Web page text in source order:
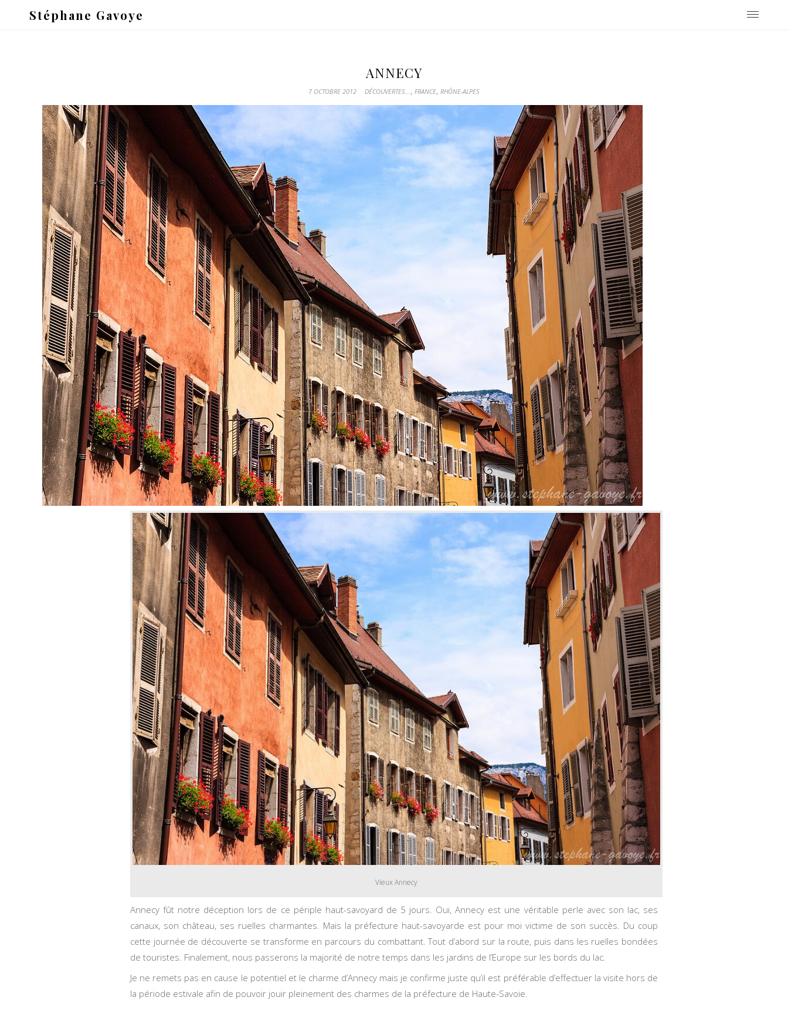
Stéphane Gavoye
ANNECY
7 OCTOBRE 2012 DÉCOUVERTES..., FRANCE, RHÔNE-ALPES
Vieux Annecy
Annecy fût notre déception lors de ce périple haut-savoyard de 5 jours. Oui, Annecy est une véritable perle avec son lac, ses
canaux, son château, ses ruelles charmantes. Mais la préfecture haut-savoyarde est pour moi victime de son succès. Du coup
cette journée de découverte se transforme en parcours du combattant. Tout d’abord sur la route, puis dans les ruelles bondées
de touristes. Finalement, nous passerons la majorité de notre temps dans les jardins de l’Europe sur les bords du lac.
Je ne remets pas en cause le potentiel et le charme d’Annecy mais je confirme juste qu’il est préférable d’effectuer la visite hors de
la période estivale afin de pouvoir jouir pleinement des charmes de la préfecture de Haute-Savoie.